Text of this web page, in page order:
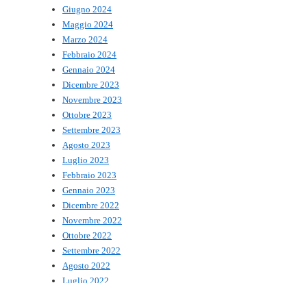
Giugno 2024
Maggio 2024
Marzo 2024
Febbraio 2024
Gennaio 2024
Dicembre 2023
Novembre 2023
Ottobre 2023
Settembre 2023
Agosto 2023
Luglio 2023
Febbraio 2023
Gennaio 2023
Dicembre 2022
Novembre 2022
Ottobre 2022
Settembre 2022
Agosto 2022
Luglio 2022